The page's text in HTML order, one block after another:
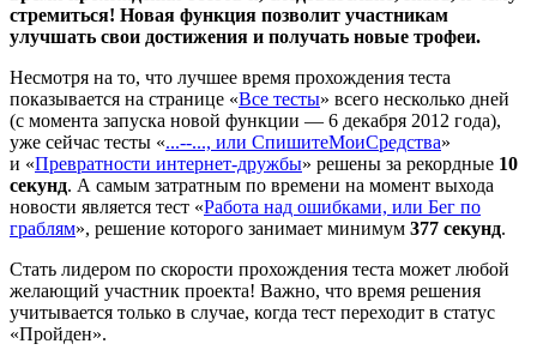
стремиться! Новая функция позволит участникам
улучшать свои достижения и получать новые трофеи.
Несмотря на то, что лучшее время прохождения теста
показывается на странице «Все тесты» всего несколько дней
(с момента запуска новой функции — 6 декабря 2012 года),
уже сейчас тесты «...--..., или СпишитеМоиСредства»
и «Превратности интернет-дружбы» решены за рекордные 10
секунд. А самым затратным по времени на момент выхода
новости является тест «Работа над ошибками, или Бег по
граблям», решение которого занимает минимум 377 секунд.
Стать лидером по скорости прохождения теста может любой
желающий участник проекта! Важно, что время решения
учитывается только в случае, когда тест переходит в статус
«Пройден».